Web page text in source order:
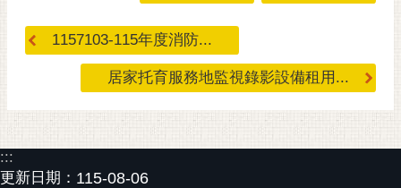
1157103-115年度消防...
居家托育服務地監視錄影設備租用...
:::
更新日期： 115-08-06